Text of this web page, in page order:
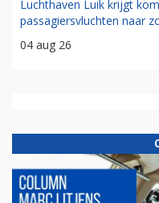
Luchthaven Luik krijgt
passagiersvluchten naar
04 aug 26